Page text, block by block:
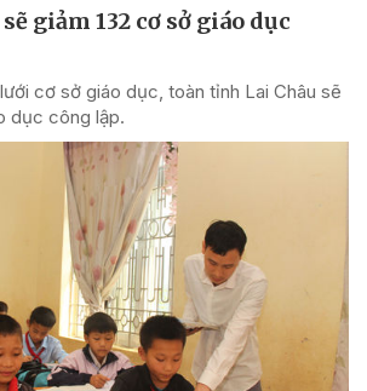
giảm 132 cơ sở giáo dục
cơ sở giáo dục, toàn tỉnh Lai Châu sẽ
dục công lập.